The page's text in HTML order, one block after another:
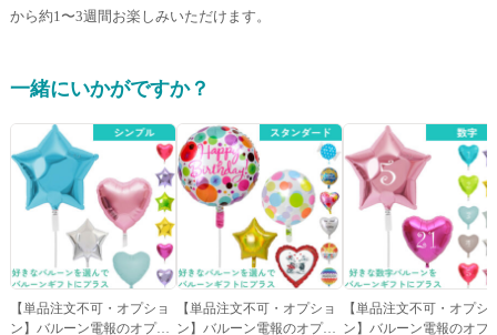
から約1〜3週間お楽しみいただけます。
一緒にいかがですか？
【単品注文不可・オプショ
ン】バルーン電報のオプシ
【単品注文不可・オプショ
ン】バルーン電報のオプシ
【単品注文不可・オプシ
ン】バルーン電報のオプ